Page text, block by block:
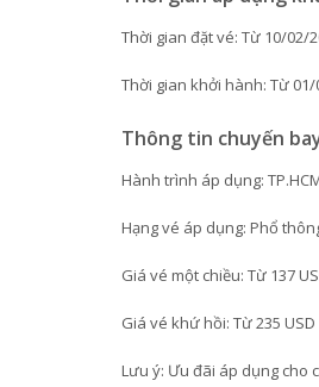
Thời gian đặt vé: Từ 10/02/
Thời gian khởi hành: Từ
Thông tin chuyến
Hành trình áp dụng:
Hạng vé áp dụng: Phổ
Giá vé một chiều: Từ 137
Giá vé khứ hồi: Từ 235 USD
Lưu ý: Ưu đãi áp dụng cho